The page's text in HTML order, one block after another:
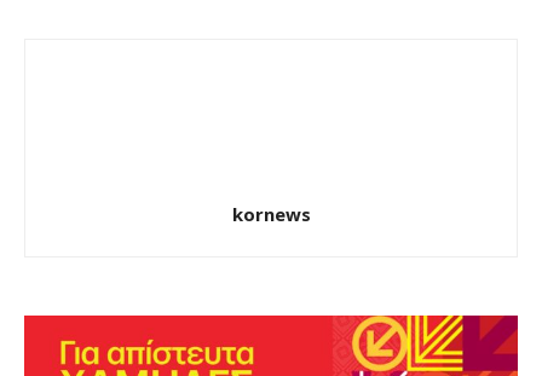
kornews